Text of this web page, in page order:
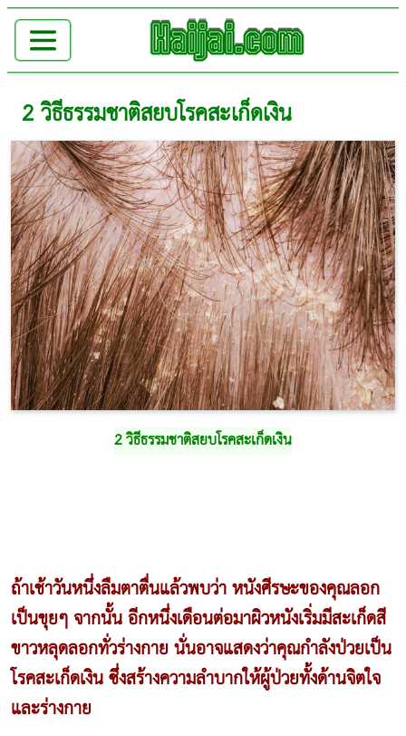
2 วิธีธรรมชาติสยบโรคสะเก็ดเงิน
2 วิธีธรรมชาติสยบโรคสะเก็ดเงิน
ถ้าเช้าวันหนึ่งลืมตาตื่นแล้วพบว่า หนังศีรษะของคุณลอก
เป็นขุยๆ จากนั้น อีกหนึ่งเดือนต่อมาผิวหนังเริ่มมีสะเก็ดสี
ขาวหลุดลอกทั่วร่างกาย นั่นอาจแสดงว่าคุณกำลังป่วยเป็น
โรคสะเก็ดเงิน ซึ่งสร้างความลำบากให้ผู้ป่วยทั้งด้านจิตใจ
และร่างกาย